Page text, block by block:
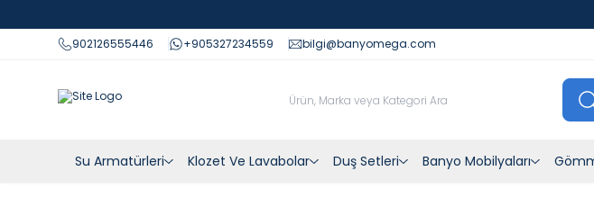
902126555446
+905327234559 bilgi@banyomega.com
Su Armatürleri Klozet Ve Lavabolar Duş Setleri Banyo Mobilyaları